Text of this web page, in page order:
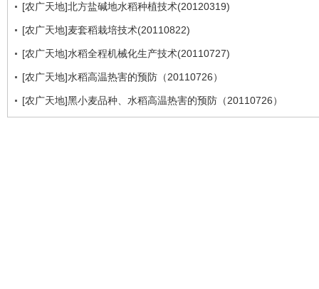
[农广天地]北方盐碱地水稻种植技术(20120319)
[农广天地]麦套稻栽培技术(20110822)
[农广天地]水稻全程机械化生产技术(20110727)
[农广天地]水稻高温热害的预防（20110726）
[农广天地]黑小麦品种、水稻高温热害的预防（20110726）